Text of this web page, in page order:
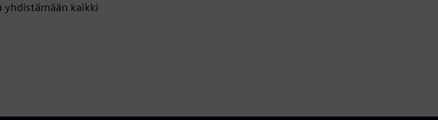
kaikki